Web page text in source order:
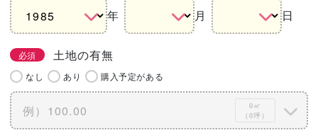
年 月 日
必須 土地の有無
なし あり 購入予定がある
0㎡
（0坪）